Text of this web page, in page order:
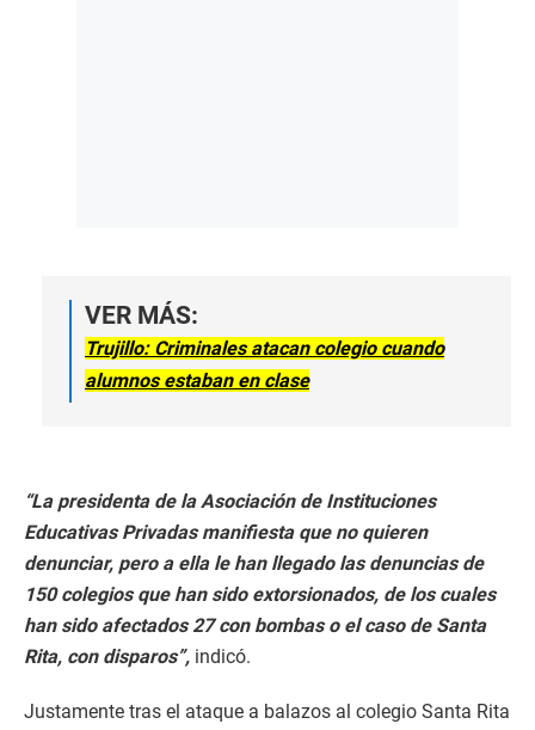
VER MÁS:
Trujillo: Criminales atacan colegio cuando
alumnos estaban en clase
“La presidenta de la Asociación de Instituciones
Educativas Privadas manifiesta que no quieren
denunciar, pero a ella le han llegado las denuncias de
150 colegios que han sido extorsionados, de los cuales
han sido afectados 27 con bombas o el caso de Santa
Rita, con disparos”, indicó.
Justamente tras el ataque a balazos al colegio Santa Rita